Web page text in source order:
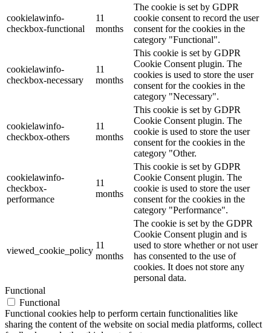
cookielawinfo-
checkbox-functional
11
months
The cookie is set by GDPR
cookie consent to record the user
consent for the cookies in the
category "Functional".
cookielawinfo-
checkbox-necessary
11
months
This cookie is set by GDPR
Cookie Consent plugin. The
cookies is used to store the user
consent for the cookies in the
category "Necessary".
cookielawinfo-
checkbox-others
11
months
This cookie is set by GDPR
Cookie Consent plugin. The
cookie is used to store the user
consent for the cookies in the
category "Other.
cookielawinfo-
checkbox-
performance
11
months
This cookie is set by GDPR
Cookie Consent plugin. The
cookie is used to store the user
consent for the cookies in the
category "Performance".
viewed_cookie_policy
11
months
The cookie is set by the GDPR
Cookie Consent plugin and is
used to store whether or not user
has consented to the use of
cookies. It does not store any
personal data.
Functional
Functional
Functional cookies help to perform certain functionalities like
sharing the content of the website on social media platforms, collect